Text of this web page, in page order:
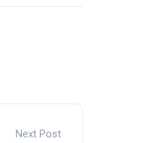
Next Post